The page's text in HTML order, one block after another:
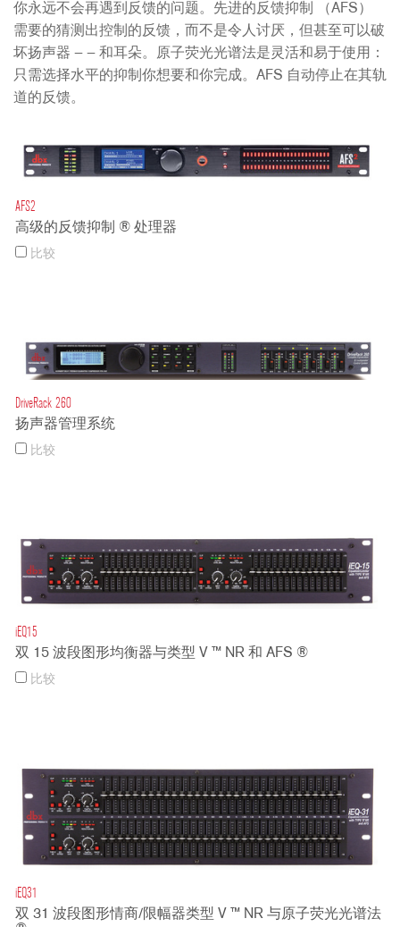
你永远不会再遇到反馈的问题。先进的反馈抑制 （AFS）
需要的猜测出控制的反馈，而不是令人讨厌，但甚至可以破
坏扬声器 — — 和耳朵。原子荧光光谱法是灵活和易于使用：
只需选择水平的抑制你想要和你完成。AFS 自动停止在其轨
道的反馈。
AFS2
高级的反馈抑制 ® 处理器
比较
DriveRack 260
扬声器管理系统
比较
iEQ15
双 15 波段图形均衡器与类型 V ™ NR 和 AFS ®
比较
iEQ31
双 31 波段图形情商/限幅器类型 V ™ NR 与原子荧光光谱法